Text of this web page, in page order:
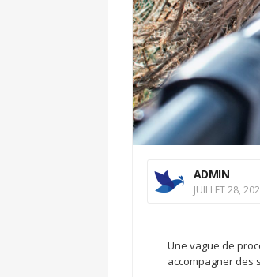
ADMIN
JUILLET 28,
Une vague de
accompagner des